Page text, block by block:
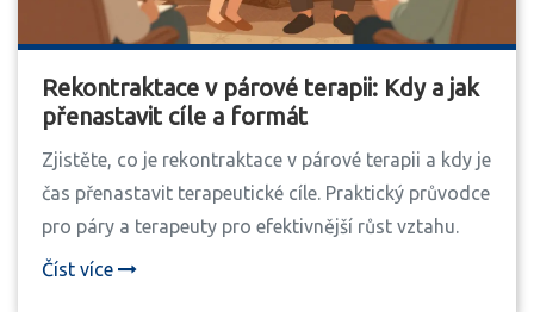
Rekontraktace v párové terapii: Kdy a jak
přenastavit cíle a formát
Zjistěte, co je rekontraktace v párové terapii a kdy je
čas přenastavit terapeutické cíle. Praktický průvodce
pro páry a terapeuty pro efektivnější růst vztahu.
Číst více